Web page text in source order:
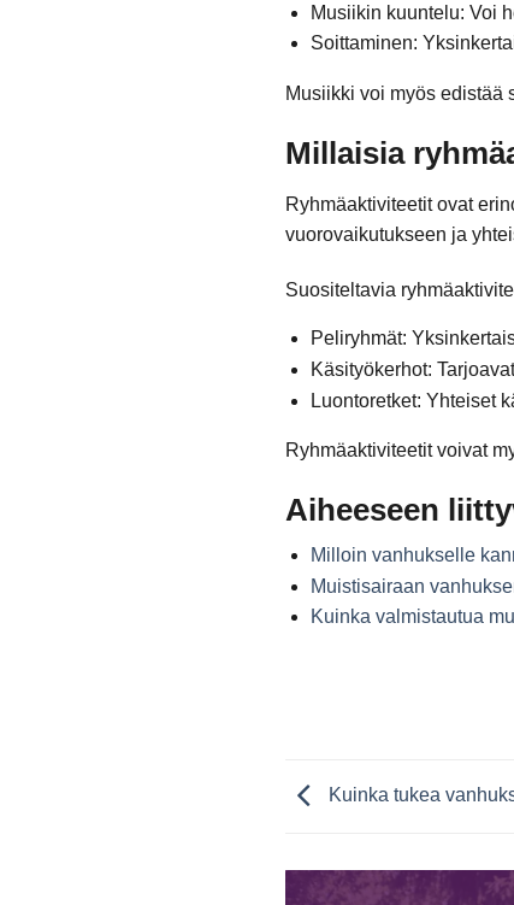
Musiikin kuuntelu: Voi
Soittaminen:
Musiikki voi myös edistää
Millaisia
Ryhmäaktiviteetit ovat
vuorovaikutukseen ja
Suositeltavia
Peliryhmät:
Käsityökerhot:
Luontoretket: Yhteiset
Ryhmäaktiviteetit voivat
Aiheeseen
Milloin vanhukselle
Muistisairaan
Kuinka valmistautua
Kuinka tukea